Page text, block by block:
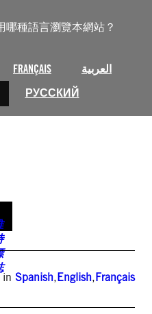
哪種語言瀏覽本網站？
FRANÇAIS
العربية
РУССКИЙ
in Spanish,English,Français